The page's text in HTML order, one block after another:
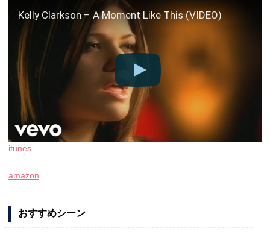
Kelly Clarkson – A Moment Like This (VIDEO)
itunes
amazon
おすすめシーン